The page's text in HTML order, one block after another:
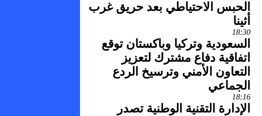
الحبس الاحتياطي بعد حريق غرب
أثينا
18:30
السعودية وتركيا وباكستان توقع
اتفاقية دفاع مشترك لتعزيز
التعاون الأمني وترسيخ الردع
الجماعي
18:16
الإدارة التقنية الوطنية تصدر